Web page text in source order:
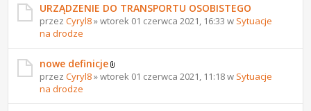
URZĄDZENIE DO TRANSPORTU OSOBISTEGO
przezCyryl8» wtorek 01 czerwca 2021, 16:33 w Sytuacje
na drodze
nowe definicje
przezCyryl8» wtorek 01 czerwca 2021, 11:18 w Sytuacje
na drodze